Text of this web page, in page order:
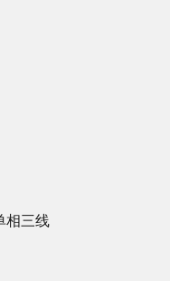
相三线